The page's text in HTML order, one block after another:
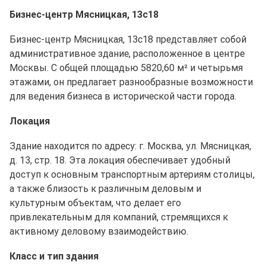
Бизнес-центр Мясницкая, 13с18
Бизнес-центр Мясницкая, 13с18 представляет собой
административное здание, расположенное в центре
Москвы. С общей площадью 5820,60 м² и четырьмя
этажами, он предлагает разнообразные возможности
для ведения бизнеса в исторической части города.
Локация
Здание находится по адресу: г. Москва, ул. Мясницкая,
д. 13, стр. 18. Эта локация обеспечивает удобный
доступ к основным транспортным артериям столицы,
а также близость к различным деловым и
культурным объектам, что делает его
привлекательным для компаний, стремящихся к
активному деловому взаимодействию.
Класс и тип здания